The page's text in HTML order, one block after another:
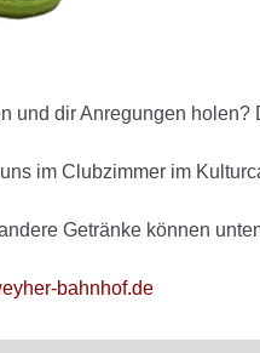
dir Anregungen
im Clubzimmer im
Getränke können
bahnhof.de